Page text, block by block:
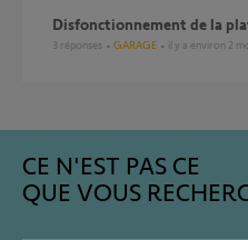
disfonctionnement de la
3 réponses GARAGE il y a environ 2
CE N'EST PAS CE
QUE VOUS